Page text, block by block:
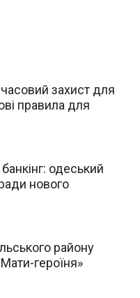
захист для
правила для
одеський
нового
району
героїня»